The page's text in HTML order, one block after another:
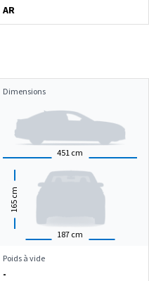
AR
Dimensions
451 cm
187 cm
165
cm
Poids à vide
-